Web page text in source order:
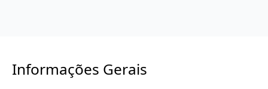
Informações Gerais